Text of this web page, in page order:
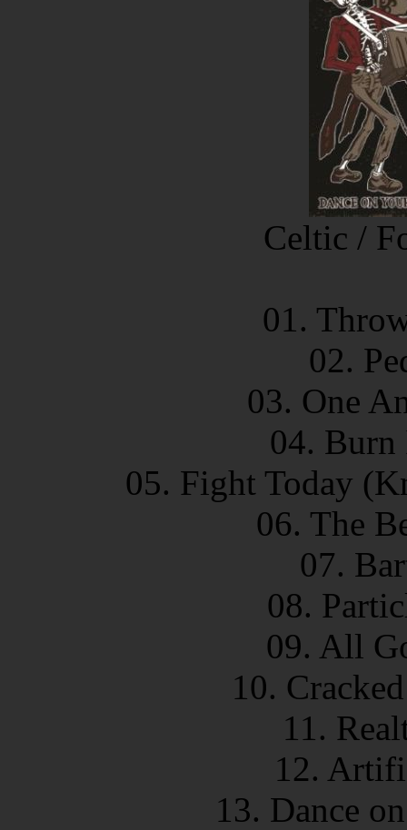
Celtic /
01.
02.
03. One
04.
05. Fight Today
06. The
07.
08.
09. All
10.
11.
12.
13. Dance